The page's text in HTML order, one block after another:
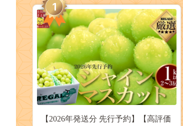
1
【2026年発送分 先行予約】【高評価